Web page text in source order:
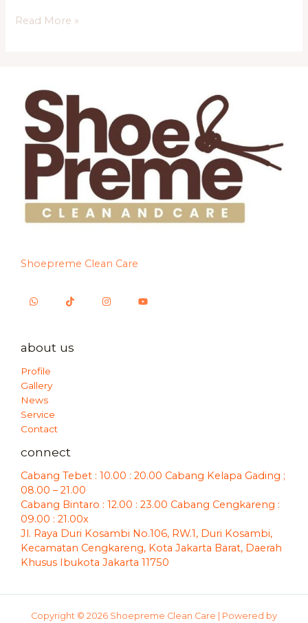
Read More »
Shoepreme Clean Care
about us
Profile
Gallery
News
Service
Contact
connect
Cabang Tebet : 10.00 : 20.00 Cabang Kelapa Gading ;
08.00 – 21.00
Cabang Bintaro : 12.00 : 23.00 Cabang Cengkareng :
09.00 : 21.00x
Jl. Raya Duri Kosambi No.106, RW.1, Duri Kosambi,
Kecamatan Cengkareng, Kota Jakarta Barat, Daerah
Khusus Ibukota Jakarta 11750
Copyright © 2026 Shoepreme Clean Care | Powered by